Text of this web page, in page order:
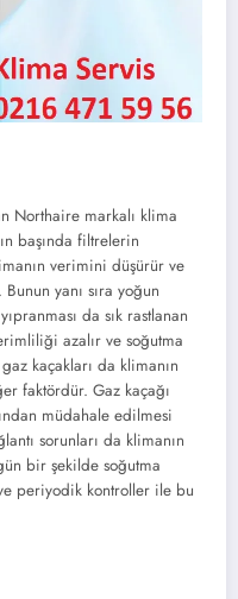
Northaire markalı klima
başında filtrelerin
verimini düşürür ve
yanı sıra yoğun
da sık rastlanan
azalır ve soğutma
kaçakları da klimanın
faktördür. Gaz kaçağı
müdahale edilmesi
sorunları da klimanın
bir şekilde soğutma
periyodik kontroller ile bu